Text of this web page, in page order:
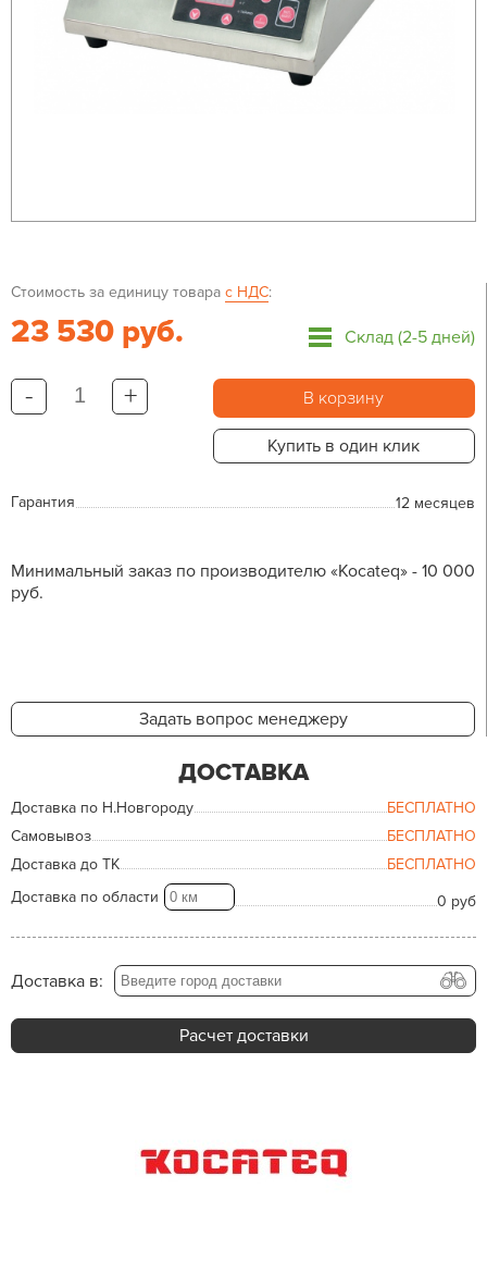
Стоимость за единицу товара с НДС:
23 530 руб. Склад (2-5 дней)
- + В корзину
Купить в один клик
Гарантия 12 месяцев
Минимальный заказ по производителю «Kocateq» - 10 000
руб.
Задать вопрос менеджеру
ДОСТАВКА
Доставка по Н.Новгороду
БЕСПЛАТНО
Самовывоз
БЕСПЛАТНО
Доставка до ТК
БЕСПЛАТНО
Доставка по области
0 руб
Доставка в:
Расчет доставки